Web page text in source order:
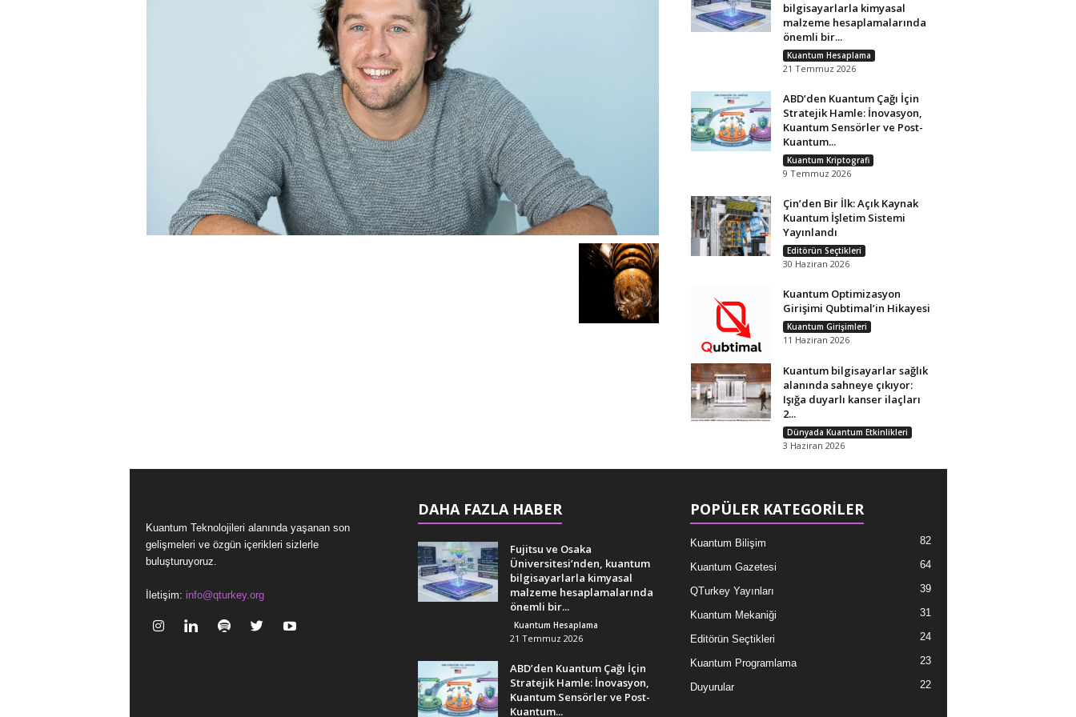
bilgisayarlarla kimyasal
malzeme hesaplamalarında
önemli bir...
Kuantum Hesaplama
21 Temmuz 2026
ABD’den Kuantum Çağı İçin
Stratejik Hamle: İnovasyon,
Kuantum Sensörler ve Post-
Kuantum...
Kuantum Kriptografi
9 Temmuz 2026
Çin’den Bir İlk: Açık Kaynak
Kuantum İşletim Sistemi
Yayınlandı
Editörün Seçtikleri
30 Haziran 2026
Kuantum Optimizasyon
Girişimi Qubtimal’in Hikayesi
Kuantum Girişimleri
11 Haziran 2026
Kuantum bilgisayarlar sağlık
alanında sahneye çıkıyor:
Işığa duyarlı kanser ilaçları
2...
Dünyada Kuantum Etkinlikleri
3 Haziran 2026
Kuantum Teknolojileri alanında yaşanan son
gelişmeleri ve özgün içerikleri sizlerle
buluşturuyoruz.
İletişim: info@qturkey.org
DAHA FAZLA HABER
Fujitsu ve Osaka
Üniversitesi’nden, kuantum
bilgisayarlarla kimyasal
malzeme hesaplamalarında
önemli bir...
Kuantum Hesaplama
21 Temmuz 2026
ABD’den Kuantum Çağı İçin
Stratejik Hamle: İnovasyon,
Kuantum Sensörler ve Post-
Kuantum...
POPÜLER KATEGORİLER
Kuantum Bilişim 82
Kuantum Gazetesi 64
QTurkey Yayınları 39
Kuantum Mekaniği 31
Editörün Seçtikleri 24
Kuantum Programlama 23
Duyurular 22